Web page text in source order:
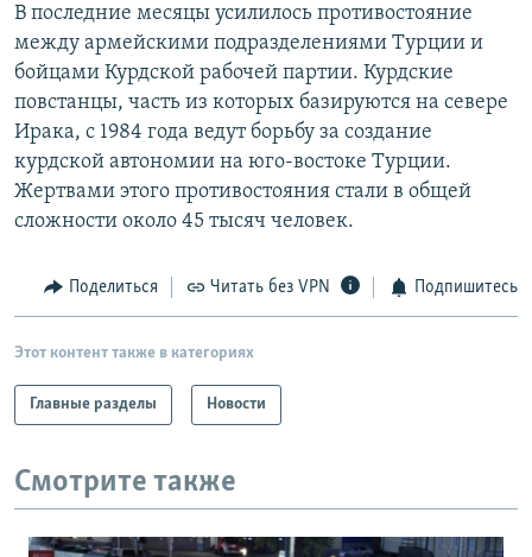
Все сайты РСЕ/РС
В последние месяцы усилилось противостояние
между армейскими подразделениями Турции и
бойцами Курдской рабочей партии. Курдские
повстанцы, часть из которых базируются на севере
Ирака, с 1984 года ведут борьбу за создание
курдской автономии на юго-востоке Турции.
Жертвами этого противостояния стали в общей
сложности около 45 тысяч человек.
Поделиться Читать без VPN Подпишитесь
Этот контент также в категориях
Главные разделы Новости
Смотрите также